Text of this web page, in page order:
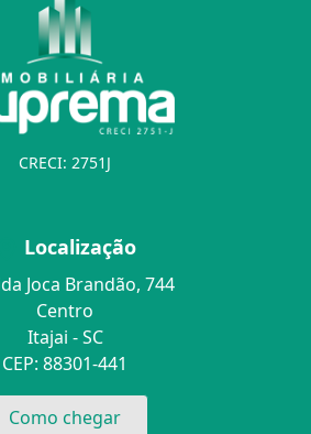
CRECI: 2751J
Localização
Joca Brandão, 744
Centro
Itajai - SC
CEP: 88301-441
Como chegar